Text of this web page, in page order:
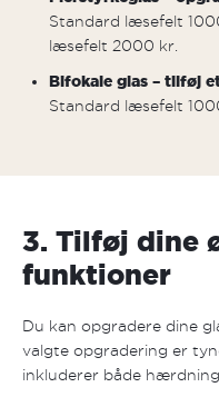
Standard læsefelt
læsefelt 2000 kr.
Bifokale glas – tilføj
Standard læsefelt
3. Tilføj dine
funktioner
Du kan opgradere dine
valgte opgradering er
inkluderer både